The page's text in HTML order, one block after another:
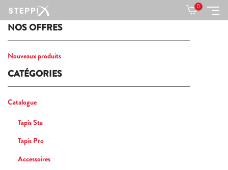
0
NOS OFFRES
Nouveaux produits
CATÉGORIES
Catalogue
Tapis Sta
Tapis Pro
Accessoires